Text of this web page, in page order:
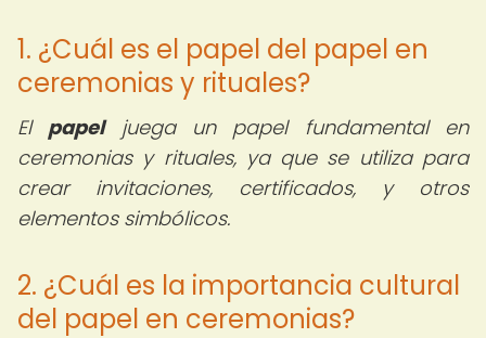
1. ¿Cuál es el papel del papel en
ceremonias y rituales?
El papeljuega un papel fundamental en
ceremonias y rituales, ya que se utiliza para
crear invitaciones, certificados, y otros
elementos simbólicos.
2. ¿Cuál es la importancia cultural
del papel en ceremonias?